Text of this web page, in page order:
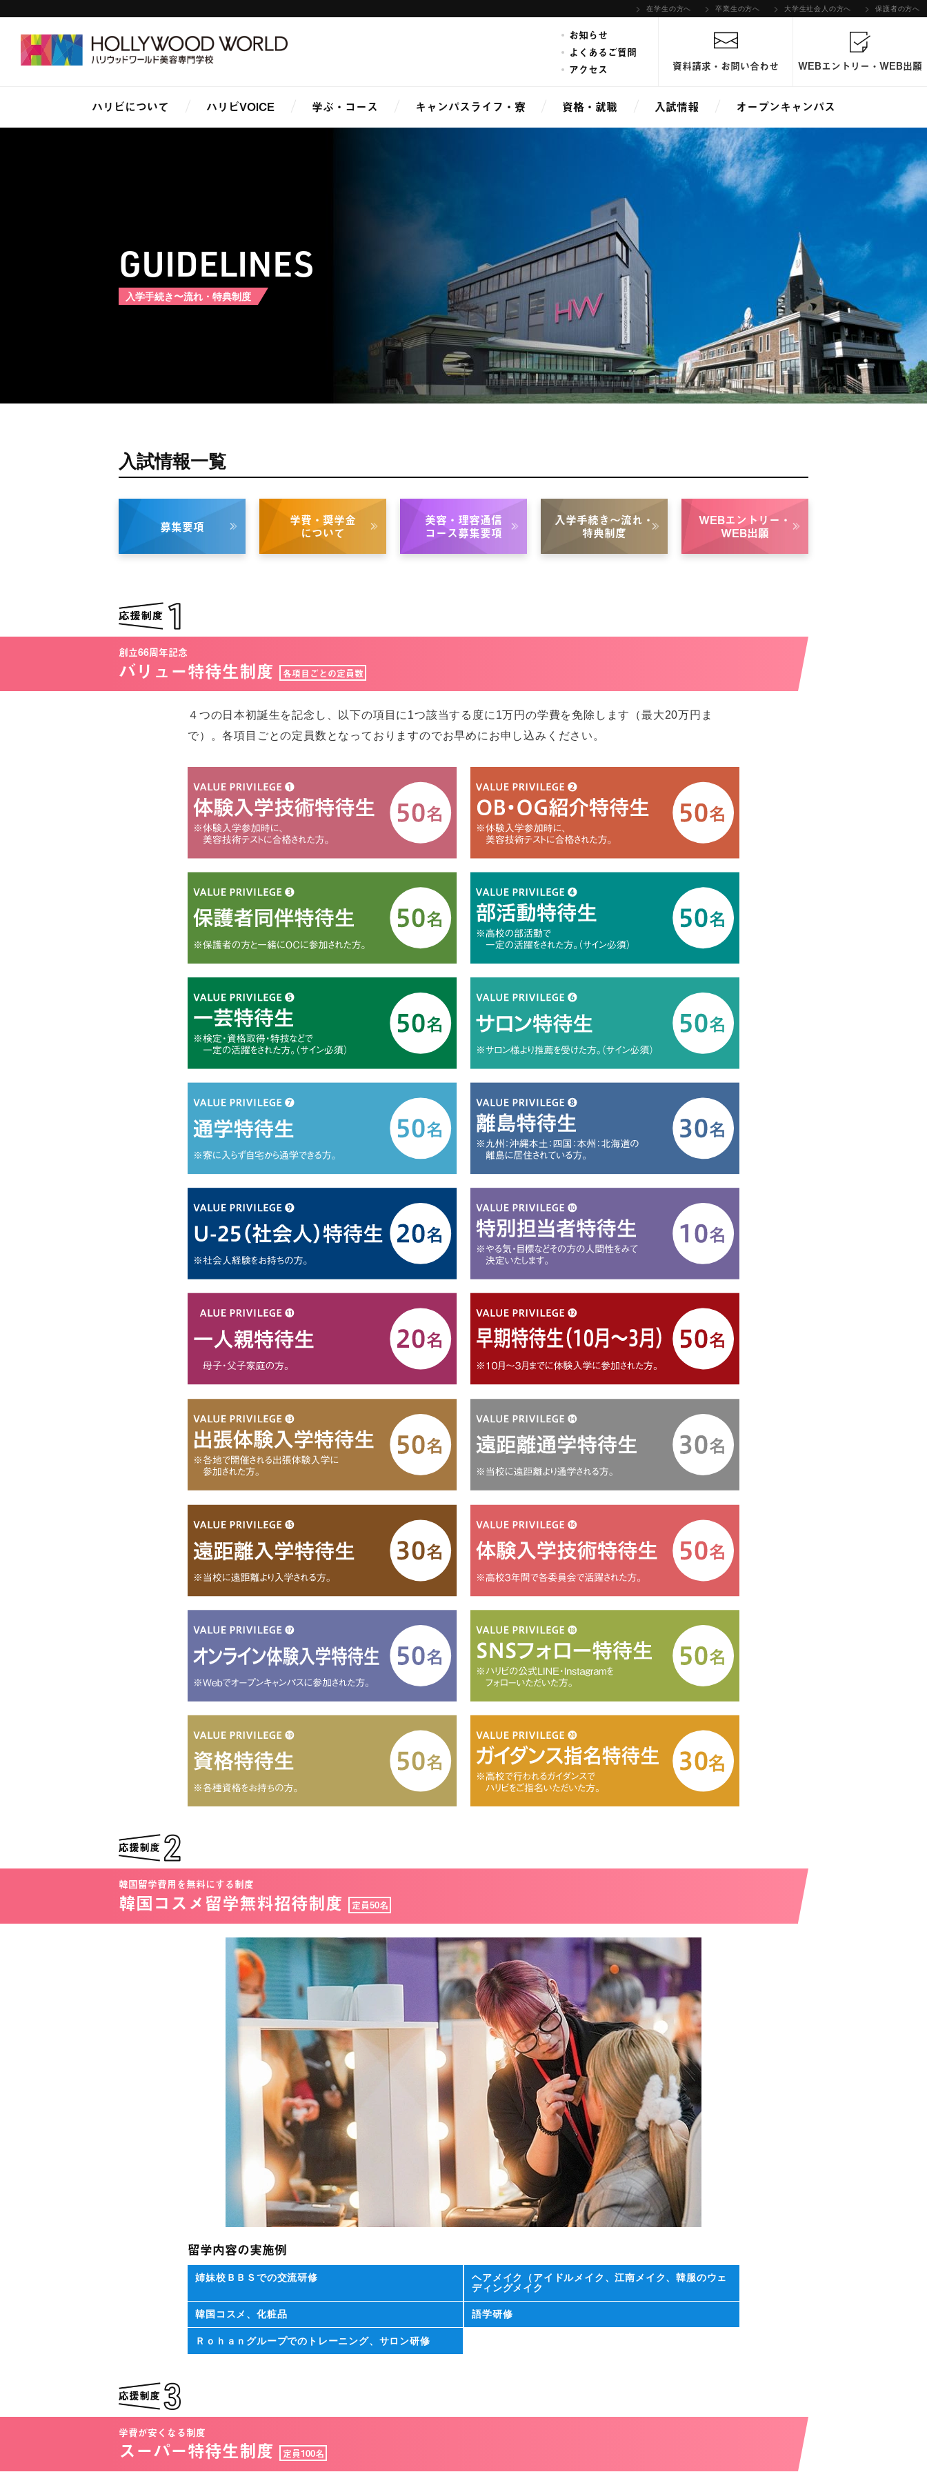
在学生の方へ 卒業生の方へ 大学生社会人の方へ 保護者の方へ
お知らせ
よくあるご質問
アクセス
資料請求・お問い合わせ WEBエントリー・WEB出願
ハリビについて ハリビVOICE 学ぶ・コース キャンパスライフ・寮 資格・就職 入試情報 オープンキャンパス
GUIDELINES
入学手続き〜流れ・特典制度
入試情報一覧
募集要項 学費・奨学金
について
美容・理容通信
コース募集要項
入学手続き〜流れ・
特典制度
WEBエントリー・
WEB出願
創立66周年記念
バリュー特待生制度 各項目ごとの定員数
４つの日本初誕生を記念し、以下の項目に1つ該当する度に1万円の学費を免除します（最大20万円ま
で）。各項目ごとの定員数となっておりますのでお早めにお申し込みください。
韓国留学費用を無料にする制度
韓国コスメ留学無料招待制度 定員50名
留学内容の実施例
姉妹校ＢＢＳでの交流研修
ヘアメイク（アイドルメイク、江南メイク、韓服のウェ
ディングメイク
韓国コスメ、化粧品 語学研修
Ｒｏｈａｎグループでのトレーニング、サロン研修
学費が安くなる制度
スーパー特待生制度 定員100名